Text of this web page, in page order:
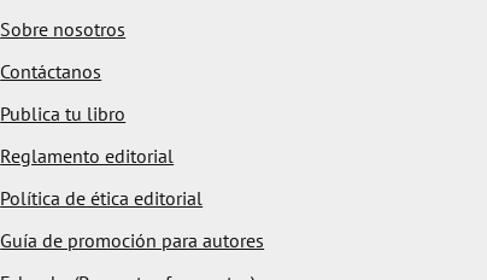
Sobre nosotros
Contáctanos
Publica tu libro
Reglamento editorial
Política de ética editorial
Guía de promoción para autores